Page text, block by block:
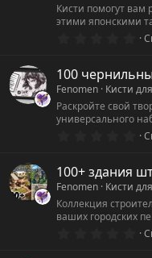
Кисти помогут вам
этими японскими
0
0
з
в
ё
з
100
Fenomen Кисти
Раскройте свой
универсального
0
0
з
в
ё
з
100+ здания
Fenomen Кисти
Коллекция
ваших городских
0